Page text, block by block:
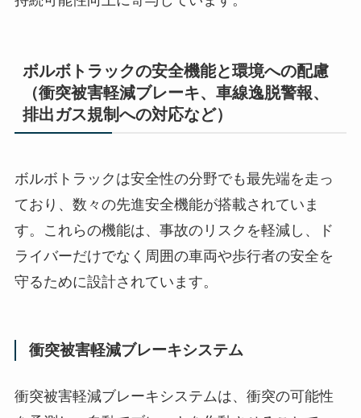
ボルボトラックの安全機能と環境への配慮
（衝突被害軽減ブレーキ、車線逸脱警報、
排出ガス規制への対応など）
ボルボトラックは安全性の分野でも最先端を走っ
ており、数々の先進安全機能が搭載されていま
す。これらの機能は、事故のリスクを軽減し、ド
ライバーだけでなく周囲の車両や歩行者の安全を
守るために設計されています。
衝突被害軽減ブレーキシステム
衝突被害軽減ブレーキシステムは、衝突の可能性